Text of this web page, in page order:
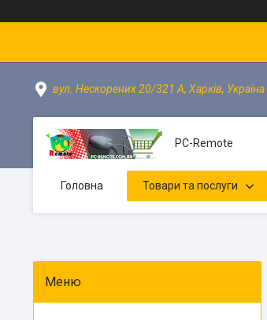
вул. Нескорених 20/321 А, Харків, Україна
PC-Remote
Головна Товари та послуги